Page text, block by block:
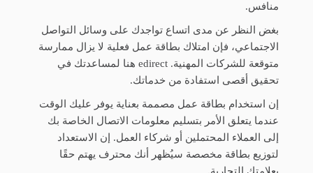
منافس.
بغض النظر عن مدى اتساع تواجدك على وسائل التواصل
الاجتماعي، فإن امتلاك بطاقة عمل فعلية لا يزال ممارسة
متوقعة للشركات المهنية. edirect هنا لمساعدتك في
تحقيق أقصى استفادة من خدماتك.
إن استخدام بطاقة عمل مصممة بعناية يوفر عليك الوقت
عندما يتعلق الأمر بتسليم معلومات الاتصال الخاصة بك
إلى العملاء المحتملين أو شركاء العمل. إن الاستعداد
لتوزيع بطاقة مخصصة سيُظهر أنك محترف يهتم حقًا